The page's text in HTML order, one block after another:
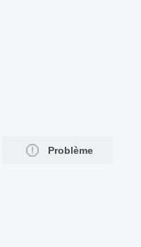
Problème